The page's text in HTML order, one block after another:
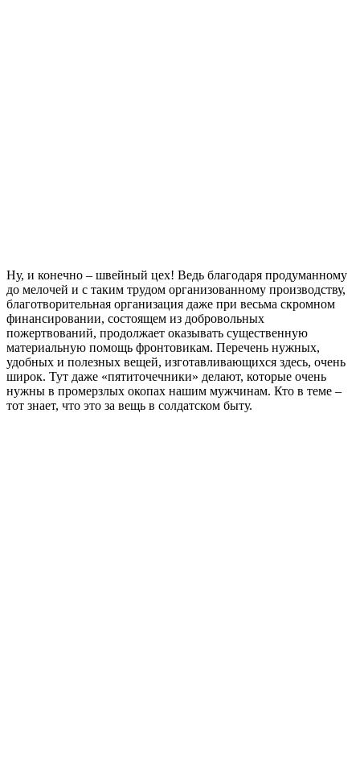
Ну, и конечно – швейный цех! Ведь благодаря продуманному
до мелочей и с таким трудом организованному производству,
благотворительная организация даже при весьма скромном
финансировании, состоящем из добровольных
пожертвований, продолжает оказывать существенную
материальную помощь фронтовикам. Перечень нужных,
удобных и полезных вещей, изготавливающихся здесь, очень
широк. Тут даже «пятиточечники» делают, которые очень
нужны в промерзлых окопах нашим мужчинам. Кто в теме –
тот знает, что это за вещь в солдатском быту.